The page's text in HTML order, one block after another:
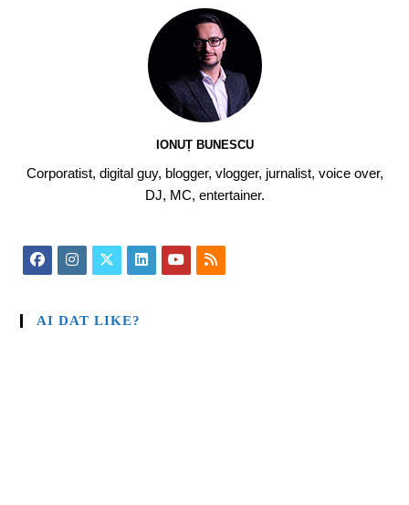
IONUȚ BUNESCU
Corporatist, digital guy, blogger, vlogger, jurnalist, voice over,
DJ, MC, entertainer.
AI DAT LIKE?